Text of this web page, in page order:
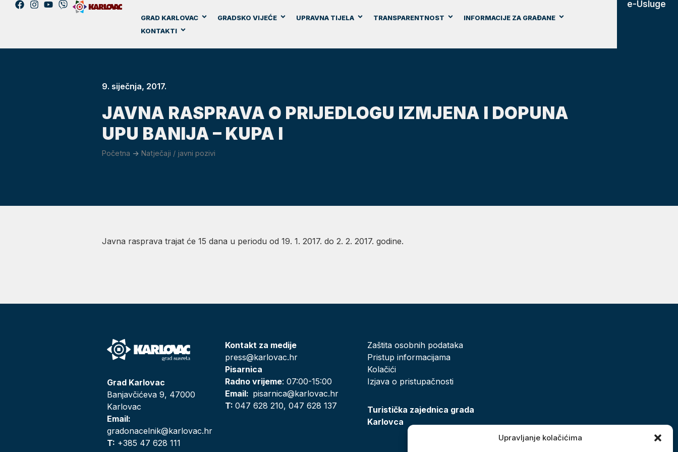
Upravljanje kolačićima
GRAD KARLOVAC GRADSKO VIJEĆE UPRAVNA TIJELA TRANSPARENTNOST
INFORMACIJE ZA GRAĐANE
KONTAKTI
e-Usluge
9. siječnja, 2017.
JAVNA RASPRAVA O PRIJEDLOGU IZMJENA I DOPUNA
UPU BANIJA – KUPA I
Početna -> Natječaji / javni pozivi
Javna rasprava trajat će 15 dana u periodu od 19. 1. 2017. do 2. 2. 2017. godine.
Grad Karlovac
Banjavčićeva 9, 47000
Karlovac
Email:
gradonacelnik@karlovac.hr
T: +385 47 628 111
Kontakt za medije
press@karlovac.hr
Pisarnica
Radno vrijeme: 07:00-15:00
Email: pisarnica@karlovac.hr
T:047 628 210, 047 628 137
Zaštita osobnih podataka
Pristup informacijama
Kolačići
Izjava o pristupačnosti
Turistička zajednica grada
Karlovca